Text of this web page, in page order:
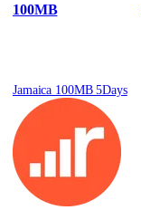
100MB
Jamaica 100MB 5Days